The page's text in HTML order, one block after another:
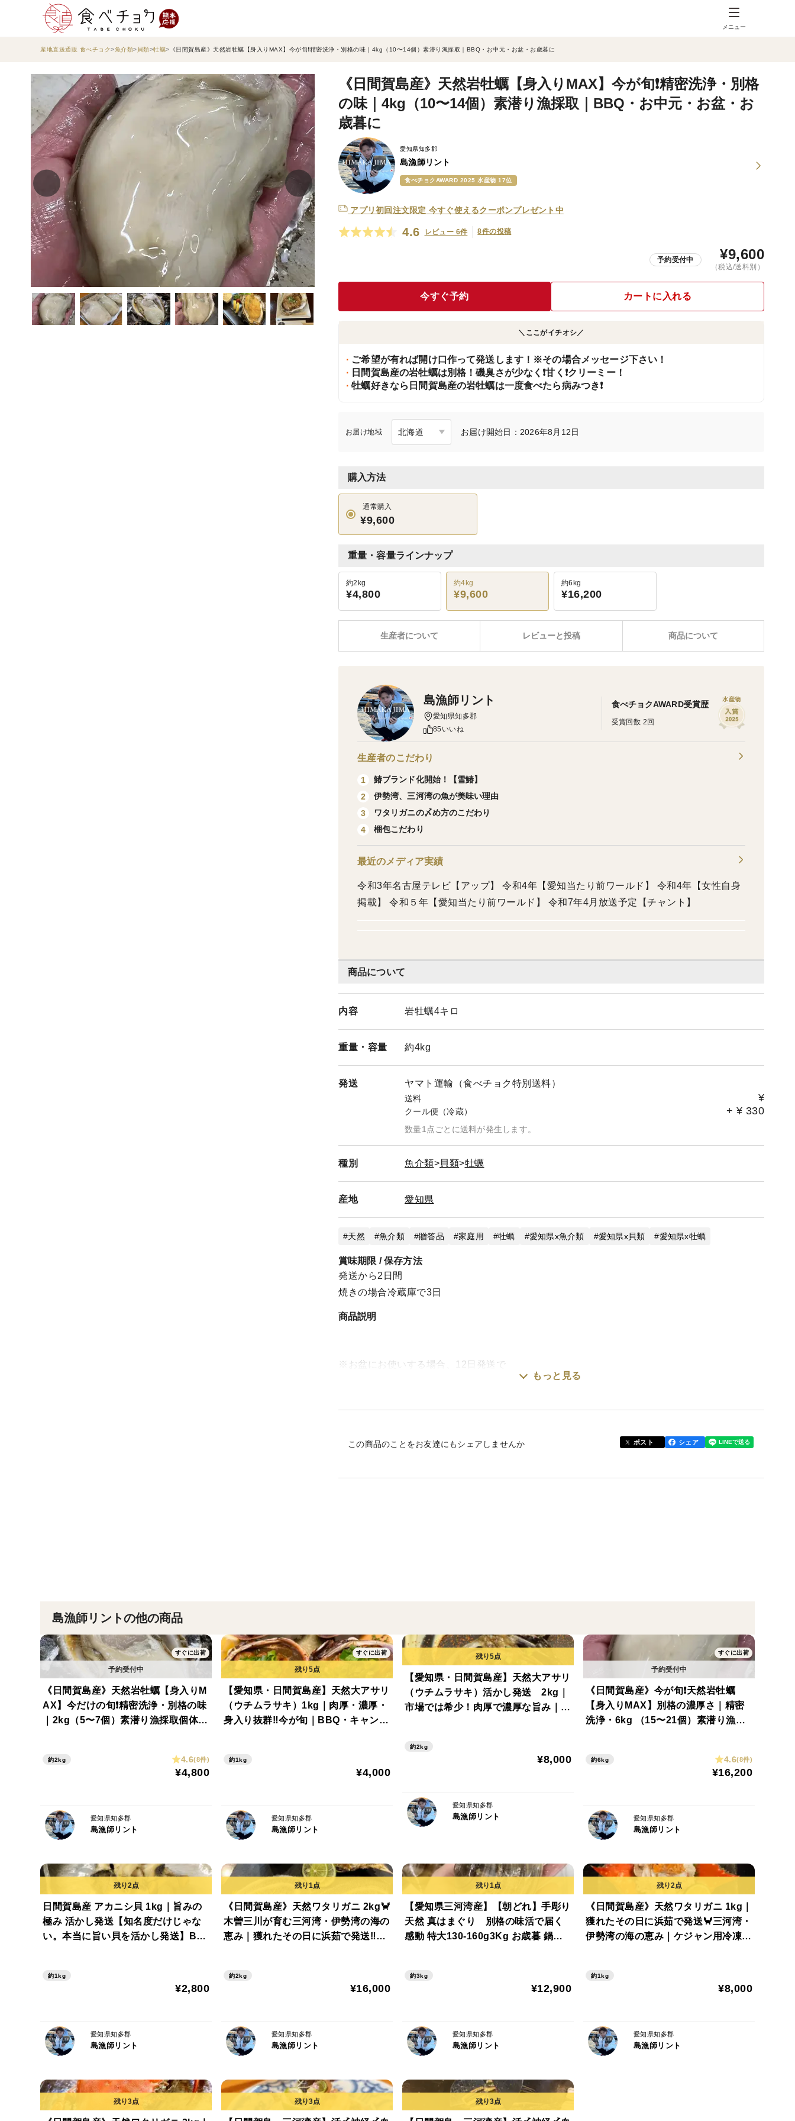
メニュー
産地直送通販 食べチョク 魚介類 貝類 牡蠣 《日間賀島産》天然岩牡蠣【身入りMAX】今が旬❗️精密洗浄・別格の味｜4kg（10〜14個）素潜り漁採取｜BBQ・お中元・お盆・お歳暮に
《日間賀島産》天然岩牡蠣【身入りMAX】今が旬❗️精密洗浄・別格
の味｜4kg（10〜14個）素潜り漁採取｜BBQ・お中元・お盆・お
歳暮に
愛知県知多郡
島漁師リント
食べチョクAWARD 2025 水産物 17位
アプリ初回注文限定 今すぐ使えるクーポンプレゼント中
4.6 レビュー 6件 8件の投稿
予約受付中 ¥9,600
（税込/送料別）
今すぐ予約 カートに入れる
＼ここがイチオシ／
ご希望が有れば開け口作って発送します！※その場合メッセージ下さい！
日間賀島産の岩牡蠣は別格！磯臭さが少なく❗️甘く❗️クリーミー！
牡蠣好きなら日間賀島産の岩牡蠣は一度食べたら病みつき❗️
お届け地域 お届け開始日：2026年8月12日
購入方法
通常購入
¥9,600
重量・容量ラインナップ
約2kg
¥4,800
約4kg
¥9,600
約6kg
¥16,200
レビューと投稿 商品について
生産者について
商品について
内容 岩牡蠣4キロ
重量・ 容量 約4kg
発送 ヤマト運輸（食べチョク特別送料）
送料 ¥
クール便（冷蔵） + ¥ 330
数量1点ごとに送料が発生します。
種別 魚介類 貝類 牡蠣
産地 愛知県
天然 魚介類 贈答品 家庭用 牡蠣 愛知県x魚介類 愛知県x貝類 愛知県x牡蠣
賞味期限 / 保存方法
発送から2日間
焼きの場合冷蔵庫で3日
商品説明
※お盆にお使いする場合、12日発送で
12-16日までは【精密洗浄しているメリットで】
•岩牡蠣4キロ【他サイズは弊社ページ✔️
•素潜り漁で一つ一つ丁寧に採った特大牡蠣を丁寧すぎるほど洗って梱包し，発送致します‼️
常にバクテリアが大量発生しています
栄養豊富なプランクトンも同時に超大量発生して上質なプランクトンを食べる事により
身入りが大きくなり
濃厚で旨味と甘味がMAX状態に出来上がります！※牡蠣特有の磯の香りが程よく万人受けの味も
5-9月まで安定供給しています！
相場は時価で動きますが1番身入りと味がいいのは7.8夏です❗️
◆おすすめな食べ方
水道水でよくすすいで，氷水で10分，10秒ほど熱湯で殺菌をおすすめします。
•蒸し【レモン】
•焼き【レモン】
•フライ【ソース、マヨネーズ】
•バター焼き
牡蠣は当たりやすい人は体質的に当たってしまうので100%当たりませんとは言い切れません。
ご理解の上ご注文ご注文お願い致します。
もっと見る
この商品のことをお友達にもシェアしませんか ポスト シェア
島漁師リント
愛知県知多郡
85いいね
食べチョクAWARD受賞歴
受賞回数 2回
水産物
生産者のこだわり
1
鰆ブランド化開始！【雪鰆】
2
伊勢湾、三河湾の魚が美味い理由
3
ワタリガニの〆め方のこだわり
4
梱包こだわり
最近のメディア実績
令和3年名古屋テレビ【アップ】 令和4年【愛知当たり前ワールド】 令和4年【女性自身
掲載】 令和５年【愛知当たり前ワールド】 令和7年4月放送予定【チャント】
島漁師リントの他の商品
すぐに出荷
《日間賀島産》天然岩牡蠣【身入りM
AX】今だけの旬❗️精密洗浄・別格の味
｜2kg（5〜7個）素潜り漁採取個体｜
約2kg 4.6(8件)
¥4,800
愛知県知多郡
島漁師リント
すぐに出荷
【愛知県・日間賀島産】天然大アサリ
（ウチムラサキ）1kg｜肉厚・濃厚・
身入り抜群‼️今が旬｜BBQ・キャン
約1kg
¥4,000
愛知県知多郡
島漁師リント
【愛知県・日間賀島産】天然大アサリ
（ウチムラサキ）活かし発送 2kg｜
市場では希少！肉厚で濃厚な旨み｜B
約2kg
¥8,000
愛知県知多郡
島漁師リント
すぐに出荷
《日間賀島産》今が旬❗️天然岩牡蠣
【身入りMAX】別格の濃厚さ｜精密
洗浄・6kg （15〜21個）素潜り漁採
約6kg 4.6(8件)
¥16,200
愛知県知多郡
島漁師リント
日間賀島産 アカニシ貝 1kg｜旨みの
極み 活かし発送【知名度だけじゃな
い。本当に旨い貝を活かし発送】BB
約1kg
¥2,800
愛知県知多郡
島漁師リント
《日間賀島産》天然ワタリガニ 2kg🦀
木曽三川が育む三河湾・伊勢湾の海の
恵み｜獲れたその日に浜茹で発送‼︎ケ
約2kg
¥16,000
愛知県知多郡
島漁師リント
【愛知県三河湾産】【朝どれ】手彫り
天然 真はまぐり 別格の味活で届く
感動 特大130-160g3Kg お歳暮 鍋，
すめ！
約3kg
¥12,900
愛知県知多郡
島漁師リント
《日間賀島産》天然ワタリガニ 1kg｜
獲れたその日に浜茹で発送🦀三河湾・
伊勢湾の海の恵み｜ケジャン用冷凍O
約1kg
¥8,000
愛知県知多郡
島漁師リント